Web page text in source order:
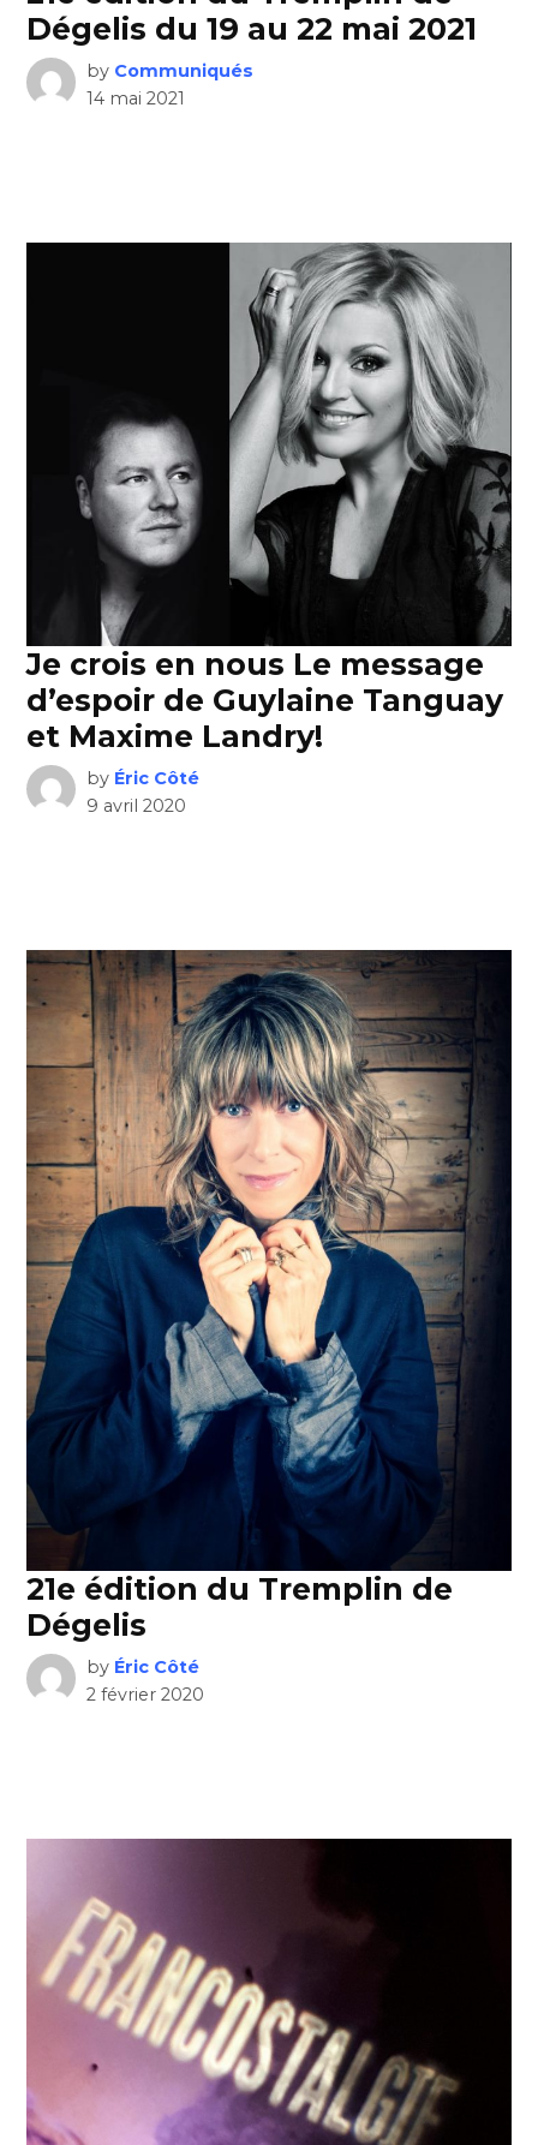
Dégelis du 19 au 22 mai 2021
by Communiqués
14 mai 2021
Je crois en nous Le message
d’espoir de Guylaine Tanguay
et Maxime Landry!
by Éric Côté
9 avril 2020
21e édition du Tremplin de
Dégelis
by Éric Côté
2 février 2020